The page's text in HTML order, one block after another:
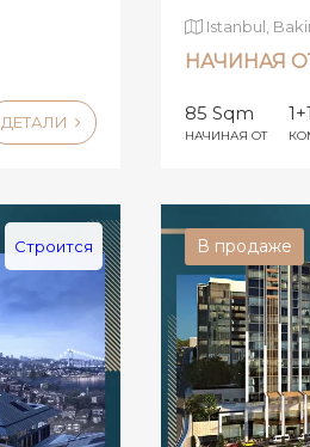
ДЕТАЛИ
Istanbul,
НАЧИНАЯ
85 Sqm
НАЧИНАЯ ОТ
Строится В продаже